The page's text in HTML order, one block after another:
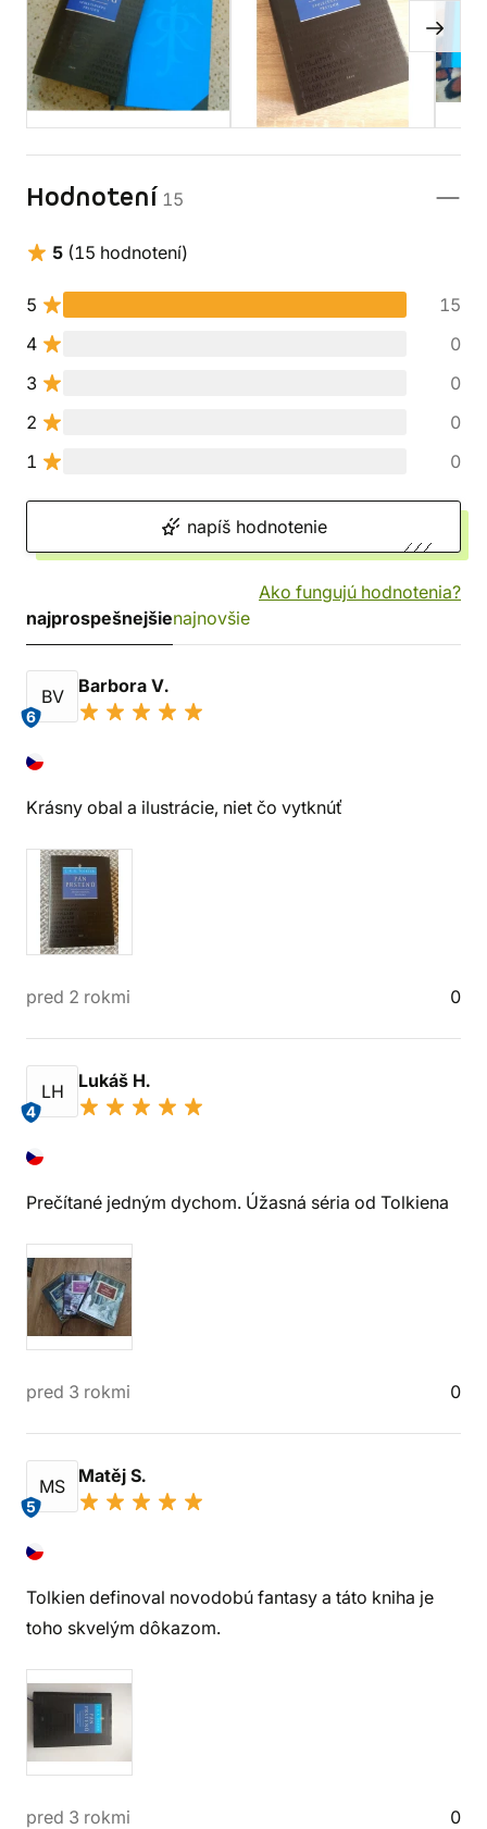
Hodnotení 15
5 (15 hodnotení)
5
15
4
0
3
0
2
0
1
0
napíš hodnotenie
Ako fungujú hodnotenia?
najprospešnejšienajnovšie
BV
6
Barbora V.
Krásny obal a ilustrácie, niet čo vytknúť
pred 2 rokmi 0
LH
4
Lukáš H.
Prečítané jedným dychom. Úžasná séria od Tolkiena
pred 3 rokmi 0
MS
5
Matěj S.
Tolkien definoval novodobú fantasy a táto kniha je
toho skvelým dôkazom.
pred 3 rokmi 0